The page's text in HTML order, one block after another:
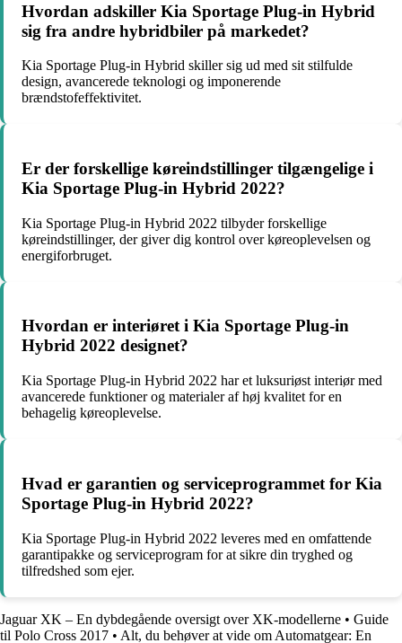
Hvordan adskiller Kia Sportage Plug-in Hybrid
sig fra andre hybridbiler på markedet?
Kia Sportage Plug-in Hybrid skiller sig ud med sit stilfulde
design, avancerede teknologi og imponerende
brændstofeffektivitet.
Er der forskellige køreindstillinger tilgængelige i
Kia Sportage Plug-in Hybrid 2022?
Kia Sportage Plug-in Hybrid 2022 tilbyder forskellige
køreindstillinger, der giver dig kontrol over køreoplevelsen og
energiforbruget.
Hvordan er interiøret i Kia Sportage Plug-in
Hybrid 2022 designet?
Kia Sportage Plug-in Hybrid 2022 har et luksuriøst interiør med
avancerede funktioner og materialer af høj kvalitet for en
behagelig køreoplevelse.
Hvad er garantien og serviceprogrammet for Kia
Sportage Plug-in Hybrid 2022?
Kia Sportage Plug-in Hybrid 2022 leveres med en omfattende
garantipakke og serviceprogram for at sikre din tryghed og
tilfredshed som ejer.
Jaguar XK – En dybdegående oversigt over XK-modellerne • Guide
til Polo Cross 2017 • Alt, du behøver at vide om Automatgear: En